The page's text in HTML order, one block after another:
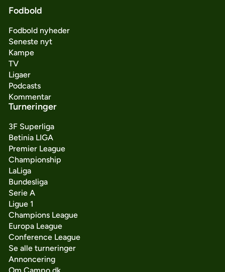
Fodbold
Fodbold nyheder
Seneste nyt
Kampe
TV
Ligaer
Podcasts
Kommentar
Turneringer
3F Superliga
Betinia LIGA
Premier League
Championship
LaLiga
Bundesliga
Serie A
Ligue 1
Champions League
Europa League
Conference League
Se alle turneringer
Annoncering